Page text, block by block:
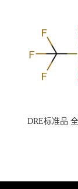
（泰坦现
DRE标准品